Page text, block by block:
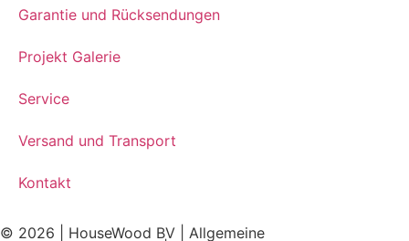
Garantie und Rücksendungen
Projekt Galerie
Service
Versand und Transport
Kontakt
© 2026 | HouseWood BV | Allgemeine